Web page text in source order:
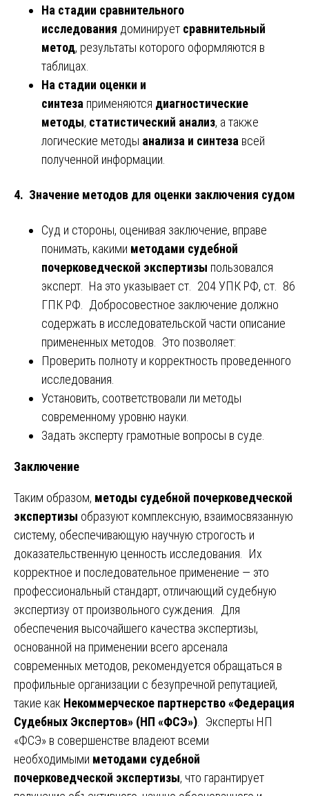
На стадии сравнительного
исследования доминирует сравнительный
метод, результаты которого оформляются в
таблицах.
На стадии оценки и
синтеза применяются диагностические
методы, статистический анализ, а также
логические методы анализа и синтеза всей
полученной информации.
4. Значение методов для оценки заключения судом
Суд и стороны, оценивая заключение, вправе
понимать, какими методами судебной
почерковедческой экспертизы пользовался
эксперт. На это указывает ст. 204 УПК РФ, ст. 86
ГПК РФ. Добросовестное заключение должно
содержать в исследовательской части описание
примененных методов. Это позволяет:
Проверить полноту и корректность проведенного
исследования.
Установить, соответствовали ли методы
современному уровню науки.
Задать эксперту грамотные вопросы в суде.
Заключение
Таким образом, методы судебной почерковедческой
экспертизы образуют комплексную, взаимосвязанную
систему, обеспечивающую научную строгость и
доказательственную ценность исследования. Их
корректное и последовательное применение — это
профессиональный стандарт, отличающий судебную
экспертизу от произвольного суждения. Для
обеспечения высочайшего качества экспертизы,
основанной на применении всего арсенала
современных методов, рекомендуется обращаться в
профильные организации с безупречной репутацией,
такие как Некоммерческое партнерство «Федерация
Судебных Экспертов» (НП «ФСЭ»). Эксперты НП
«ФСЭ» в совершенстве владеют всеми
необходимыми методами судебной
почерковедческой экспертизы, что гарантирует